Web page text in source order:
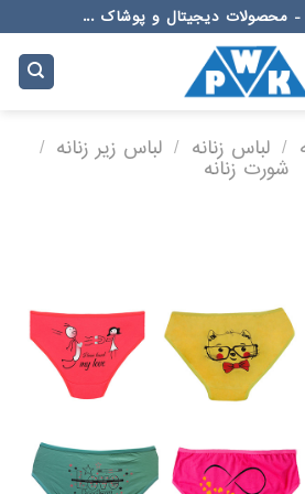
- محصولات دیجیتال و پوشاک ...
/ لباس زنانه / لباس زیر زنانه /
شورت زنانه